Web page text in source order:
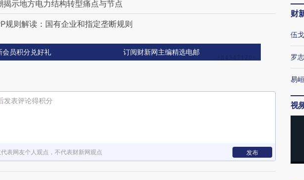
揭示地方电力结构转型痛点与节点
规则解读：国有企业和指定垄断规则
会员积分兑好礼 订阅财新网主编精选电邮
发表评论得积分
表网友个人观点，不代表财新网观点 发布
财
伍戈
罗
易峘
视